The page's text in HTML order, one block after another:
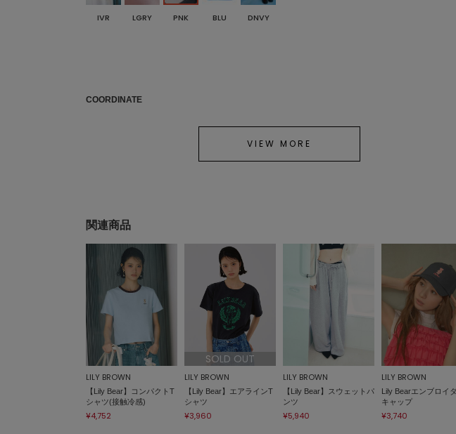
IVR LGRY PNK BLU DNVY
COORDINATE
VIEW MORE
関連商品
LILY BROWN
【Lily Bear】コンパクトT
シャツ(接触冷感)
¥4,752
SOLD OUT
LILY BROWN
【Lily Bear】エアラインT
シャツ
¥3,960
LILY BROWN
【Lily Bear】スウェットパ
ンツ
¥5,940
LILY BROWN
Lily Bearエンブロイ
キャップ
¥3,740